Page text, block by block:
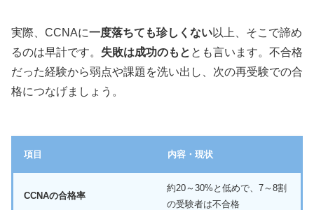
実際、CCNAに一度落ちても珍しくない以上、そこで諦め
るのは早計です。 失敗は成功のもと とも言います。不合格
だった経験から弱点や課題を洗い出し、次の再受験での合
格につなげましょう。
項目 内容・現状
CCNAの合格率
約20～30%と低めで、7～8割
の受験者は不合格